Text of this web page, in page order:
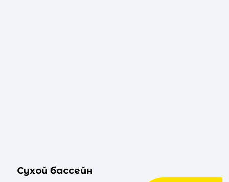
Сухой бассейн